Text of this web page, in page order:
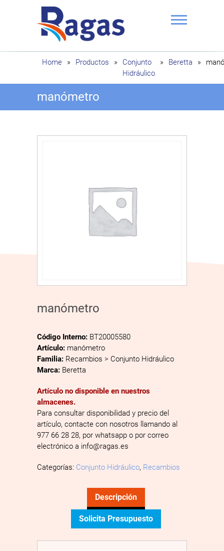
Ragas
Home » Productos »
Conjunto
Hidráulico
» Beretta »
manómetro
manómetro
Código Interno: BT20005580
Artículo: manómetro
Familia: Recambios > Conjunto Hidráulico
Marca: Beretta
Artículo no disponible en nuestros
almacenes.
Para consultar disponibilidad y precio del
artículo, contacte con nosotros llamando al
977 66 28 28, por whatsapp o por correo
electrónico a info@ragas.es
Categorías: Conjunto Hidráulico, Recambios
Descripción
Solicita Presupuesto